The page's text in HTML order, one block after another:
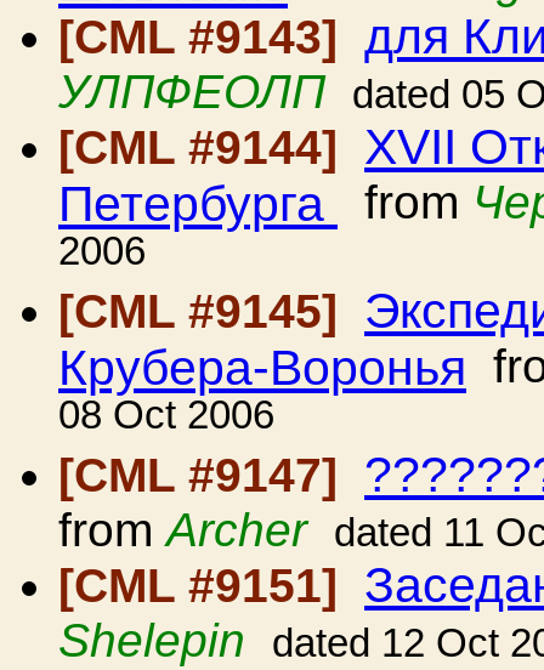
[CML #9143] для
УЛПФЕОЛП dated 05
[CML #9144] XVII
Петербурга from
2006
[CML #9145]
Крубера-Воронья
08 Oct 2006
[CML #9147]
fromArcher dated 11
[CML #9151]
Shelepin dated 12 Oct